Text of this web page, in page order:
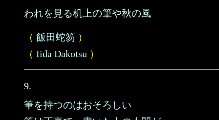
われを見る机上の筆や秋の風
（ 飯田蛇笏 ）
（ Iida Dakotsu ）
9.
筆を持つのはおそろしい